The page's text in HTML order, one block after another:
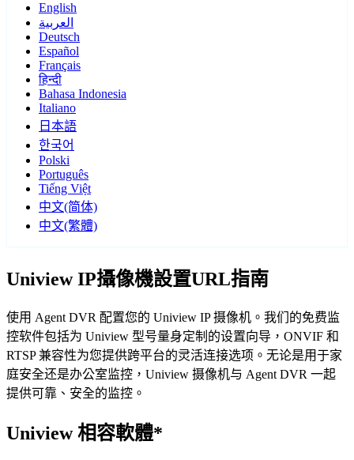
English
العربية
Deutsch
Español
Français
हिन्दी
Bahasa Indonesia
Italiano
日本語
한국어
Polski
Português
Tiếng Việt
中文(简体)
中文(繁體)
Uniview IP攝像機設置URL指南
使用 Agent DVR 配置您的 Uniview IP 摄像机。我们的免费监
控软件包括为 Uniview 型号量身定制的设置向导，ONVIF 和
RTSP 兼容性为您提供跨平台的灵活连接选项。无论是用于家
庭安全还是办公室监控，Uniview 摄像机与 Agent DVR 一起
提供可靠、安全的监控。
Uniview 相容軟體*